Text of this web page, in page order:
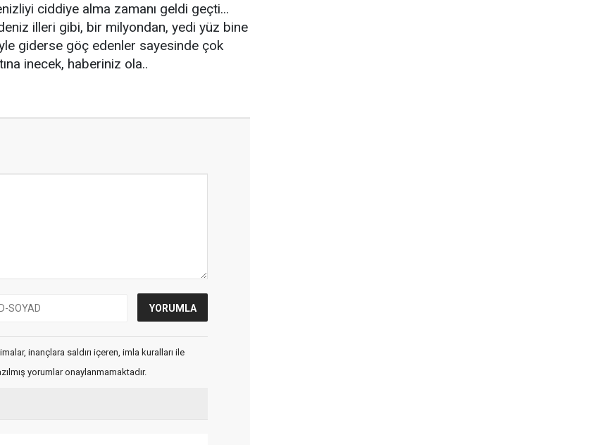
ciddiye alma zamanı geldi geçti...
illeri gibi, bir milyondan, yedi yüz bine
giderse göç edenler sayesinde çok
inecek, haberiniz ola..
inançlara saldırı içeren, imla kuralları ile
yorumlar onaylanmamaktadır.